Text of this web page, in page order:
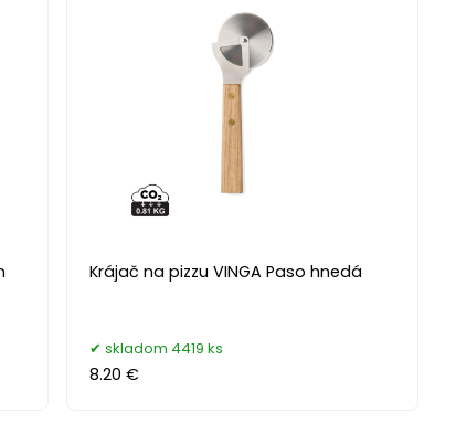
Krájač na pizzu VINGA Paso hnedá
skladom 4419 ks
8.20 €